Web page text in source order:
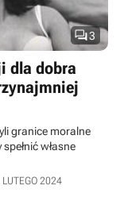
3
dla dobra
granice moralne
własne
LUTEGO 2024